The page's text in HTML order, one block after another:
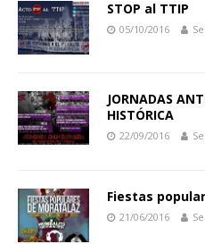
STOP al TTIP
05/10/2016
JORNADAS
HISTÓRICA
22/09/2016
Fiestas
21/06/2016